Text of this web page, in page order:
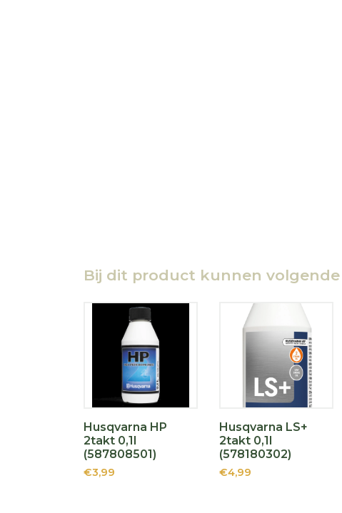
Bij dit product kunnen
Husqvarna HP
2takt 0,1l
(587808501)
€3,99
Husqvarna LS+
2takt 0,1l
(578180302)
€4,99